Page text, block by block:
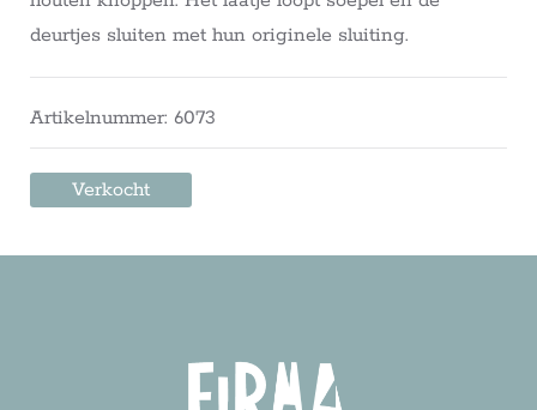
deurtjes sluiten met hun originele sluiting.
Artikelnummer: 6073
Verkocht